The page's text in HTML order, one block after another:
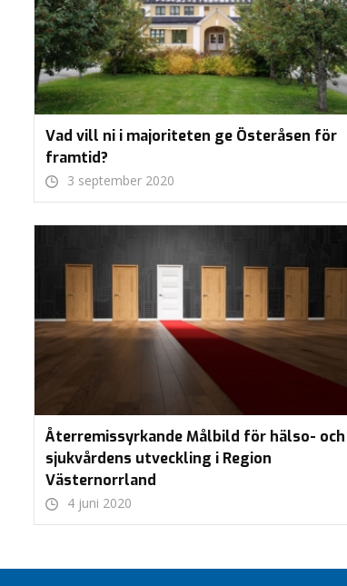
Vad vill ni i majoriteten ge Österåsen för
framtid?
3 september 2020
Återremissyrkande Målbild för hälso- och
sjukvårdens utveckling i Region
Västernorrland
4 juni 2020